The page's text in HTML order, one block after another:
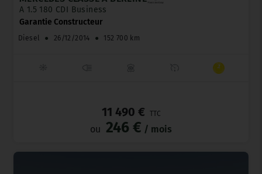
A 1.5 180 CDI Business
Garantie Constructeur
Diesel ● 26/12/2014 ● 152 700 km
11 490 € TTC
ou 246 € / mois